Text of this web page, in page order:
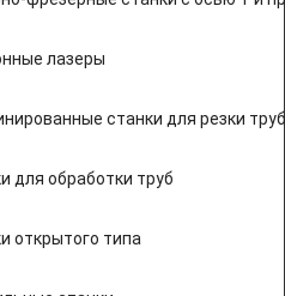
лазеры
станки для резки
для обработки труб
открытого типа